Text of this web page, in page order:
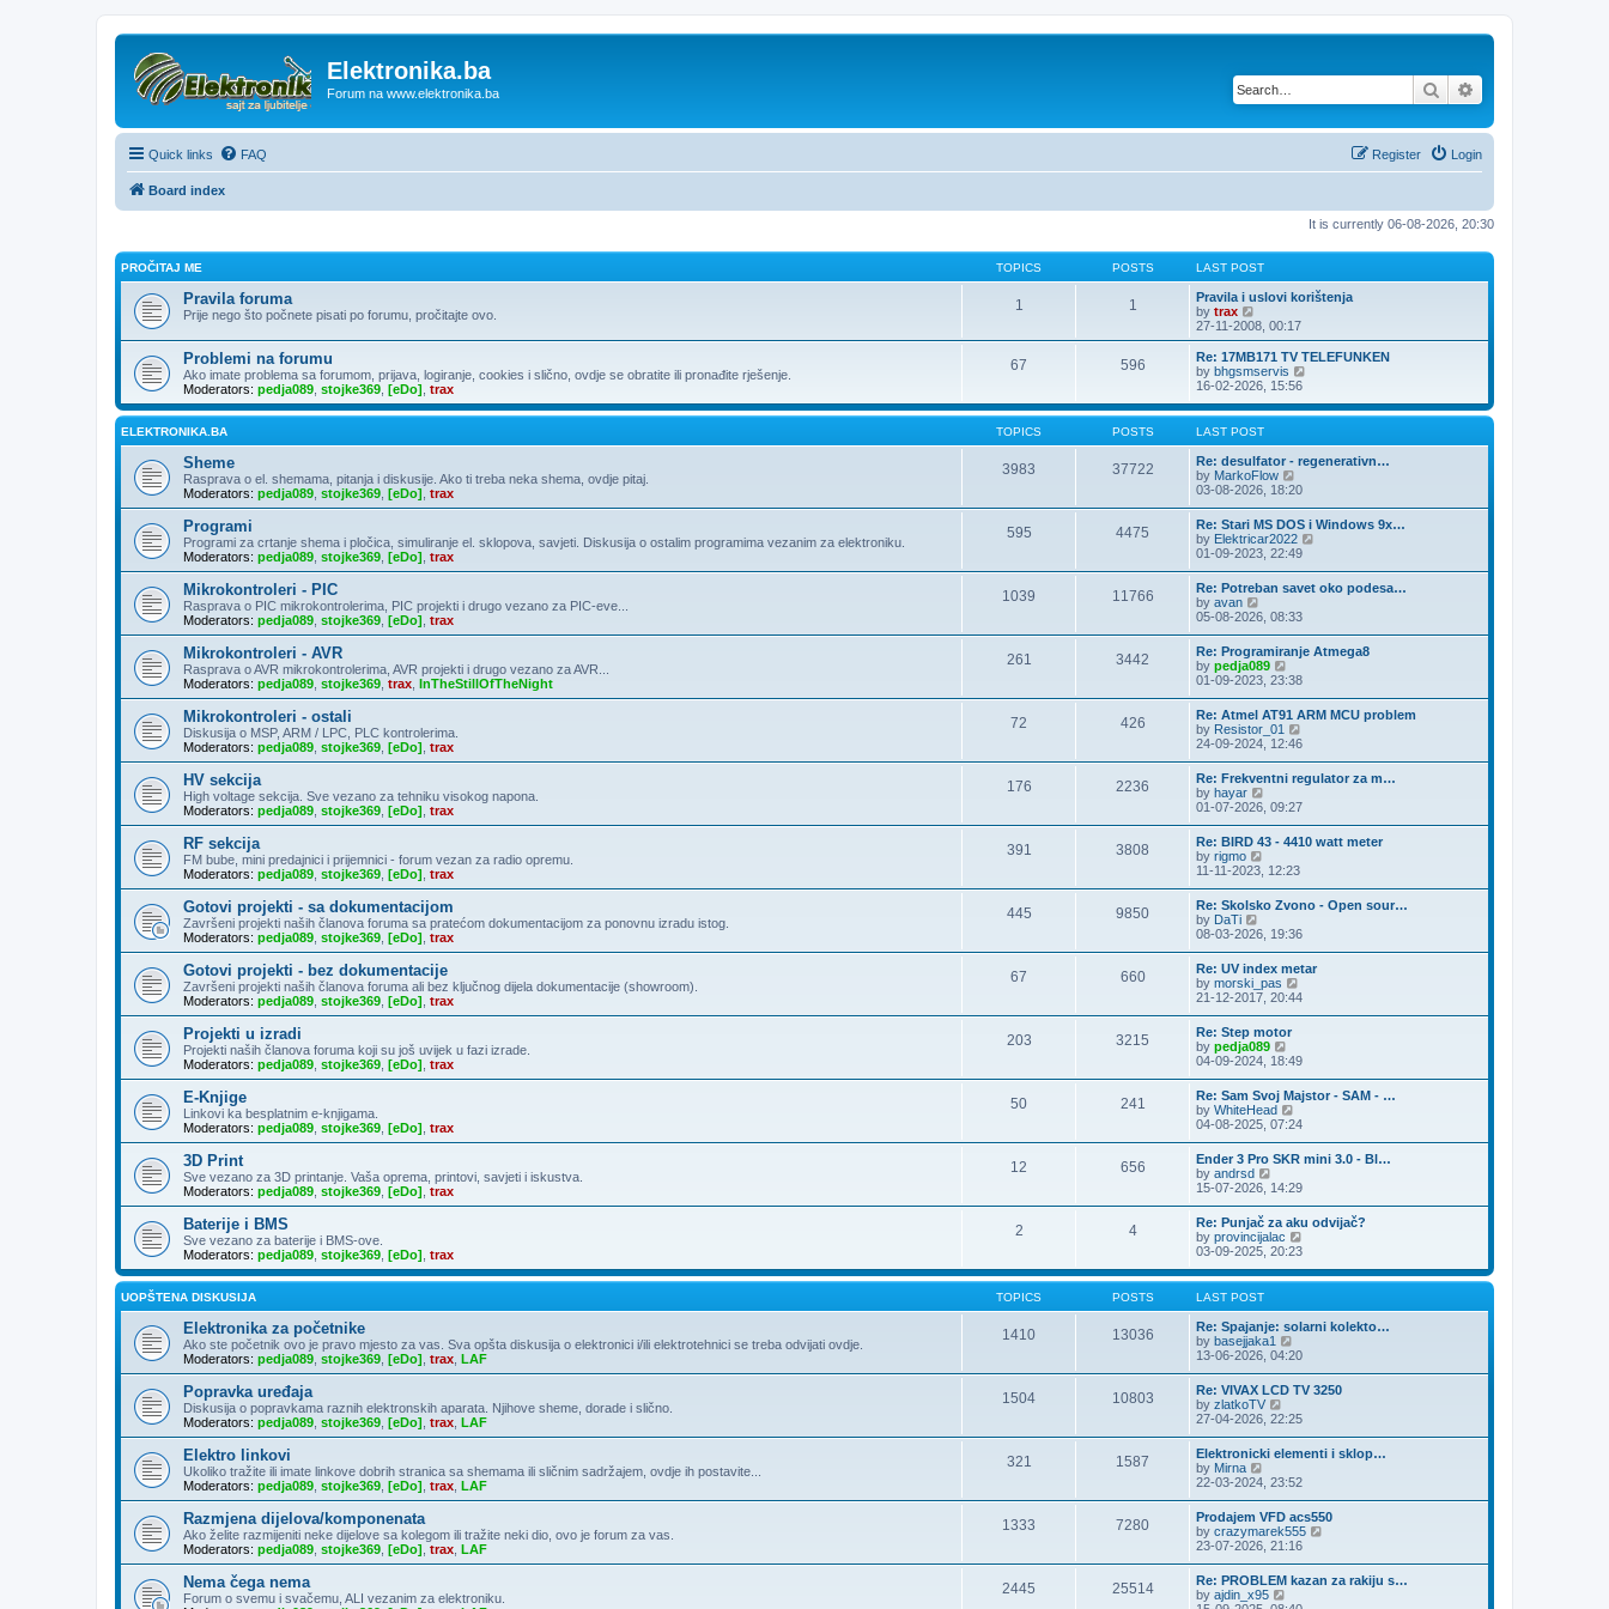
Elektronika.ba
Forum na www.elektronika.ba Search
Quick links FAQ Login
Register
Board index
It is currently 06-08-2026, 20:30
PROČITAJ ME TOPICS POSTS LAST POST
Pravila foruma
Prije nego što počnete pisati po forumu, pročitajte ovo.
1 1
Pravila i uslovi korištenja
by trax
i
e
w
t
h
l
a
t
e
s
t
p
o
s
t
27-11-2008, 00:17
Problemi na forumu
Ako imate problema sa forumom, prijava, logiranje, cookies i slično, ovdje se obratite ili pronađite rješenje.
Moderators: pedja089 stojke369 [eDo] trax
67 596
Re: 17MB171 TV TELEFUNKEN
by bhgsmservis
w
e
l
e
s
t
o
s
16-02-2026, 15:56
ELEKTRONIKA.BA TOPICS POSTS LAST POST
Sheme
Rasprava o el. shemama, pitanja i diskusije. Ako ti treba neka shema, ovdje pitaj.
Moderators: pedja089 stojke369 [eDo] trax
3983 37722
Re: desulfator - regenerativn…
by MarkoFlow
i
w
t
h
e
l
a
e
s
t
p
o
s
t
03-08-2026, 18:20
Programi
Programi za crtanje shema i pločica, simuliranje el. sklopova, savjeti. Diskusija o ostalim programima vezanim za elektroniku.
Moderators: pedja089 stojke369 [eDo] trax
595 4475
Re: Stari MS DOS i Windows 9x…
by Elektricar2022
t
l
a
s
t
p
t
01-09-2023, 22:49
Mikrokontroleri - PIC
Rasprava o PIC mikrokontrolerima, PIC projekti i drugo vezano za PIC-eve...
Moderators: pedja089 stojke369 [eDo] trax
1039 11766
Re: Potreban savet oko podesa…
by avan
i
t
h
e
l
a
t
e
s
t
p
o
s
t
05-08-2026, 08:33
Mikrokontroleri - AVR
Rasprava o AVR mikrokontrolerima, AVR projekti i drugo vezano za AVR...
Moderators: pedja089 stojke369 trax InTheStillOfTheNight
261 3442
Re: Programiranje Atmega8
by pedja089
i
w
t
h
e
l
a
e
s
t
p
o
s
t
01-09-2023, 23:38
Mikrokontroleri - ostali
Diskusija o MSP, ARM / LPC, PLC kontrolerima.
Moderators: pedja089 stojke369 [eDo] trax
72 426
Re: Atmel AT91 ARM MCU problem
by Resistor_01
i
t
h
l
a
s
t
p
o
t
24-09-2024, 12:46
HV sekcija
High voltage sekcija. Sve vezano za tehniku visokog napona.
Moderators: pedja089 stojke369 [eDo] trax
176 2236
Re: Frekventni regulator za m…
by hayar
w
t
h
e
l
a
e
s
t
p
o
s
t
01-07-2026, 09:27
RF sekcija
FM bube, mini predajnici i prijemnici - forum vezan za radio opremu.
Moderators: pedja089 stojke369 [eDo] trax
391 3808
Re: BIRD 43 - 4410 watt meter
by rigmo
t
e
l
a
t
e
s
t
p
o
s
t
11-11-2023, 12:23
Gotovi projekti - sa dokumentacijom
Završeni projekti naših članova foruma sa pratećom dokumentacijom za ponovnu izradu istog.
Moderators: pedja089 stojke369 [eDo] trax
445 9850
Re: Skolsko Zvono - Open sour…
by DaTi
i
w
t
h
e
l
a
t
e
s
t
p
o
s
t
08-03-2026, 19:36
Gotovi projekti - bez dokumentacije
Završeni projekti naših članova foruma ali bez ključnog dijela dokumentacije (showroom).
Moderators: pedja089 stojke369 [eDo] trax
67 660
Re: UV index metar
by morski_pas
i
h
e
l
a
e
s
t
p
o
s
t
21-12-2017, 20:44
Projekti u izradi
Projekti naših članova foruma koji su još uvijek u fazi izrade.
Moderators: pedja089 stojke369 [eDo] trax
203 3215
Re: Step motor
by pedja089
i
w
t
h
e
l
a
e
s
t
p
o
s
t
04-09-2024, 18:49
E-Knjige
Linkovi ka besplatnim e-knjigama.
Moderators: pedja089 stojke369 [eDo] trax
50 241
Re: Sam Svoj Majstor - SAM - …
by WhiteHead
i
w
t
h
e
l
a
t
e
s
t
o
s
04-08-2025, 07:24
3D Print
Sve vezano za 3D printanje. Vaša oprema, printovi, savjeti i iskustva.
Moderators: pedja089 stojke369 [eDo] trax
12 656
Ender 3 Pro SKR mini 3.0 - Bl…
by andrsd
i
t
h
e
l
a
e
s
t
p
o
s
t
15-07-2026, 14:29
Baterije i BMS
Sve vezano za baterije i BMS-ove.
Moderators: pedja089 stojke369 [eDo] trax
2 4
Re: Punjač za aku odvijač?
by provincijalac
w
e
l
e
s
o
s
03-09-2025, 20:23
UOPŠTENA DISKUSIJA TOPICS POSTS LAST POST
Elektronika za početnike
Ako ste početnik ovo je pravo mjesto za vas. Sva opšta diskusija o elektronici i/ili elektrotehnici se treba odvijati ovdje.
Moderators: pedja089 stojke369 [eDo] trax LAF
1410 13036
Re: Spajanje: solarni kolekto…
by basejjaka1
i
w
t
h
e
l
a
e
s
t
p
o
s
t
13-06-2026, 04:20
Popravka uređaja
Diskusija o popravkama raznih elektronskih aparata. Njihove sheme, dorade i slično.
Moderators: pedja089 stojke369 [eDo] trax LAF
1504 10803
Re: VIVAX LCD TV 3250
by zlatkoTV
i
w
t
h
e
l
a
t
e
s
t
p
o
27-04-2026, 22:25
Elektro linkovi
Ukoliko tražite ili imate linkove dobrih stranica sa shemama ili sličnim sadržajem, ovdje ih postavite...
Moderators: pedja089 stojke369 [eDo] trax LAF
321 1587
Elektronicki elementi i sklop…
by Mirna
w
t
h
e
l
a
t
22-03-2024, 23:52
Razmjena dijelova/komponenata
Ako želite razmijeniti neke dijelove sa kolegom ili tražite neki dio, ovo je forum za vas.
Moderators: pedja089 stojke369 [eDo] trax LAF
1333 7280
Prodajem VFD acs550
by crazymarek555
t
23-07-2026, 21:16
Nema čega nema
Forum o svemu i svačemu, ALI vezanim za elektroniku.
2445 25514
Re: PROBLEM kazan za rakiju s…
by ajdin_x95